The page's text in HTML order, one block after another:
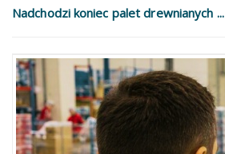
Nadchodzi koniec palet drewnianych ...